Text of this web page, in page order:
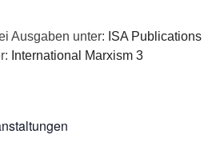
Ausgaben unter: ISA Publications
International Marxism 3